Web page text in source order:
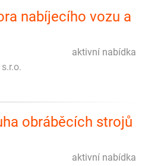
nabíjecího vozu a
aktivní nabídka
obráběcích strojů
aktivní nabídka